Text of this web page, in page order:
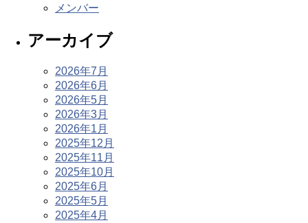
メンバー
アーカイブ
2026年7月
2026年6月
2026年5月
2026年3月
2026年1月
2025年12月
2025年11月
2025年10月
2025年6月
2025年5月
2025年4月